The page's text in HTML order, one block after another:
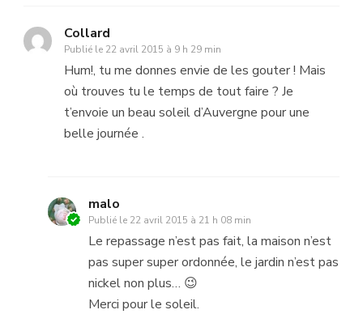
Collard
Publié le 22 avril 2015 à 9 h 29 min
Hum!, tu me donnes envie de les gouter ! Mais
où trouves tu le temps de tout faire ? Je
t’envoie un beau soleil d’Auvergne pour une
belle journée .
malo
Publié le 22 avril 2015 à 21 h 08 min
Le repassage n’est pas fait, la maison n’est
pas super super ordonnée, le jardin n’est pas
nickel non plus… 😉
Merci pour le soleil.